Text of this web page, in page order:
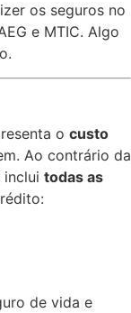
os seguros no
e MTIC. Algo
o custo
Ao contrário da
inclui todas as
de vida e